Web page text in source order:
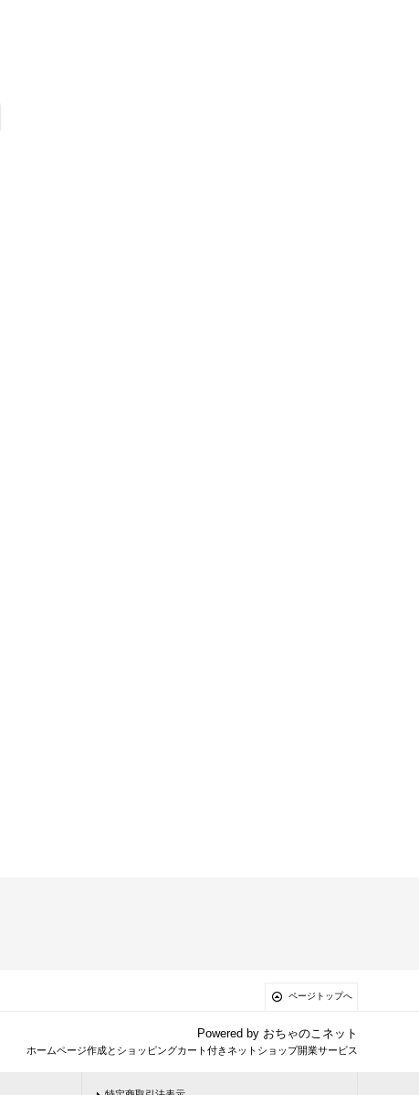
ページトップへ
Powered by おちゃのこネット
ホームページ作成とショッピングカート付きネットショップ開業サービス